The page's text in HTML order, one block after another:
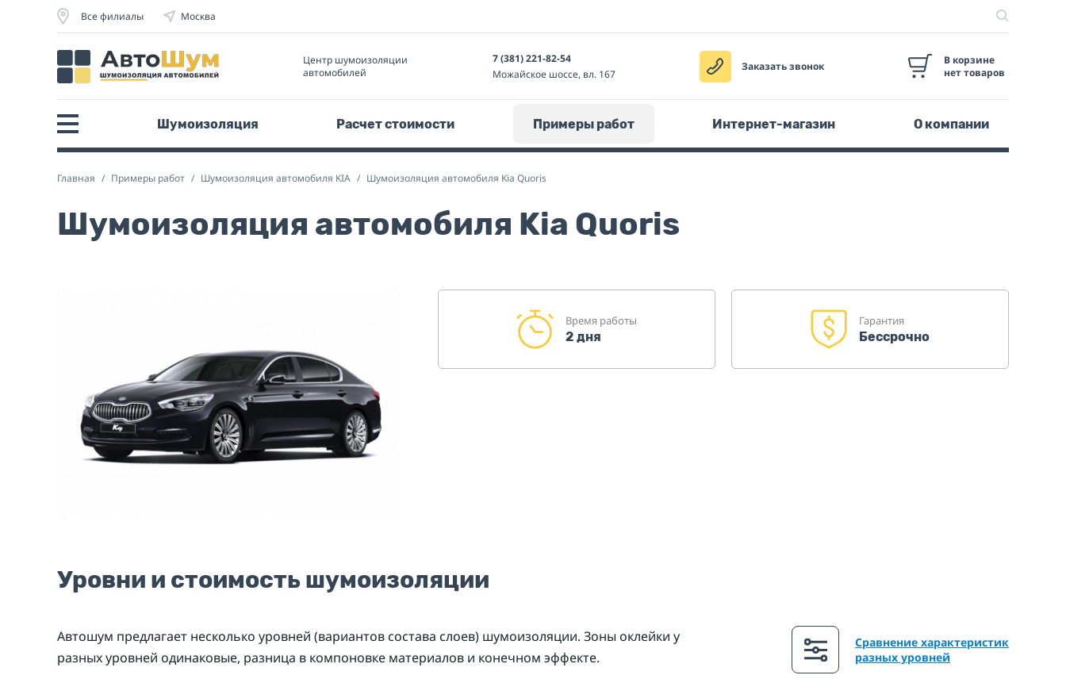
Все филиалы Москва
Центр шумоизоляции
автомобилей
7 (381) 221-82-54
Можайское шоссе, вл. 167
Заказать звонок
В корзине
нет товаров
Шумоизоляция Расчет стоимости Примеры работ Интернет-магазин О компании
Главная Примеры работ Шумоизоляция автомобиля KIA Шумоизоляция автомобиля Kia Quoris
Шумоизоляция автомобиля Kia Quoris
Время работы
2 дня
Гарантия
Бессрочно
Уровни и стоимость шумоизоляции
Автошум предлагает несколько уровней (вариантов состава слоев) шумоизоляции. Зоны оклейки у
разных уровней одинаковые, разница в компоновке материалов и конечном эффекте.
Сравнение характеристик
разных уровней